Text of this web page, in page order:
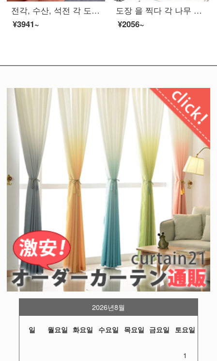
전각, 수산, 석전 각 도장, 서 예, 서 예, 서 예, 사자, 유 장 료, 장서 이름, 수 제 가방, 각인.
¥3941~
도장 을 찍다 각 나무 도장 도장 도장 을 찍다 수술 하 다
¥2056~
2026년8월
일 월요일 화요일 수요일 목요일 금요일 토요일
1